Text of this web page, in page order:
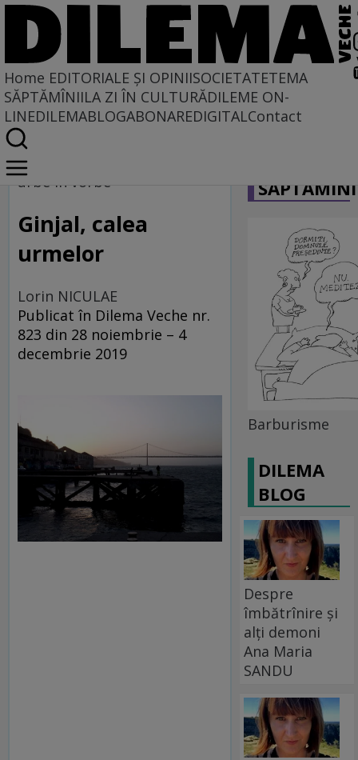
Home EDITORIALE ȘI OPINIISOCIETATETEMA
SĂPTĂMÎNIILA ZI ÎN CULTURĂDILEME ON-
LINEDILEMABLOGABONAREDIGITALContact
Home
La fața locului
urbe în vorbe
Ginjal, calea
urmelor
Lorin NICULAE
Publicat în Dilema Veche nr.
823 din 28 noiembrie – 4
decembrie 2019
Barburisme
DILEMA
BLOG
Despre
îmbătrînire și
alți demoni
Ana Maria
SANDU